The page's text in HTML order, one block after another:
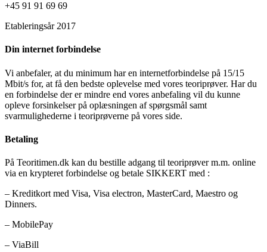
+45 91 91 69 69
Etableringsår 2017
Din internet forbindelse
Vi anbefaler, at du minimum har en internetforbindelse på 15/15
Mbit/s for, at få den bedste oplevelse med vores teoriprøver. Har du
en forbindelse der er mindre end vores anbefaling vil du kunne
opleve forsinkelser på oplæsningen af spørgsmål samt
svarmulighederne i teoriprøverne på vores side.
Betaling
På Teoritimen.dk kan du bestille adgang til teoriprøver m.m. online
via en krypteret forbindelse og betale SIKKERT med :
– Kreditkort med Visa, Visa electron, MasterCard, Maestro og
Dinners.
– MobilePay
– ViaBill